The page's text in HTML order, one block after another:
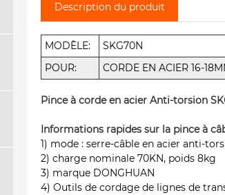
Description du produit
MODÈLE: SKG70N
POUR:
CORDE EN ACIER 16-
Pince à corde en acier Anti-torsion
Informations rapides sur la pince à
1) mode : serre-câble en acier anti-
2) charge nominale 70KN, poids 8kg
3) marque DONGHUAN
4) Outils de cordage de lignes de